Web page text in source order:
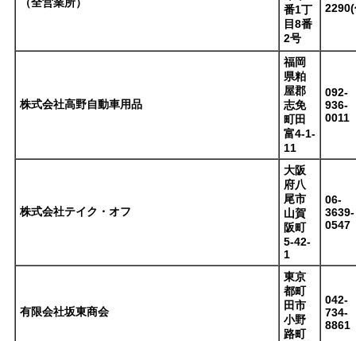
番1丁
目8番
2号
株式会社高野自動車用品
福岡
県粕
屋郡
志免
町田
富4-1-
11
092-
936-
0011
株式会社テイク・オフ
大阪
府八
尾市
山賀
阪町
5-42-
1
06-
3639-
0547
有限会社坂東商会
東京
都町
田市
小野
路町
042-
734-
8861